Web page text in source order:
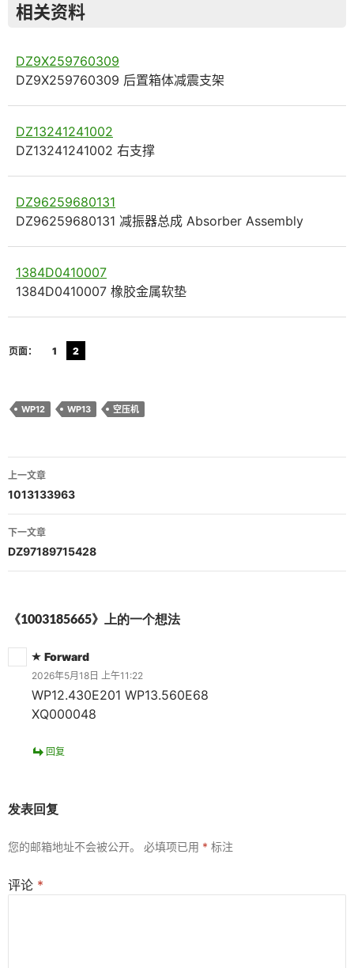
相关资料
DZ9X259760309
DZ9X259760309 后置箱体减震支架
DZ13241241002
DZ13241241002 右支撑
DZ96259680131
DZ96259680131 减振器总成 Absorber Assembly
1384D0410007
1384D0410007 橡胶金属软垫
页面： 1 2
WP12 WP13 空压机
文
章
导
航
上一文章
1013133963
下一文章
DZ97189715428
《1003185665》上的一个想法
Forward
2026年5月18日 上午11:22
WP12.430E201 WP13.560E68
XQ000048
回复
发表回复
您的邮箱地址不会被公开。 必填项已用 * 标注
评论 *